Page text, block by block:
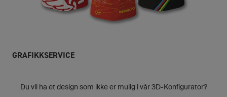
GRAFIKKSERVICE
Du vil ha et design som ikke er mulig i vår 3D-Konfigurator?